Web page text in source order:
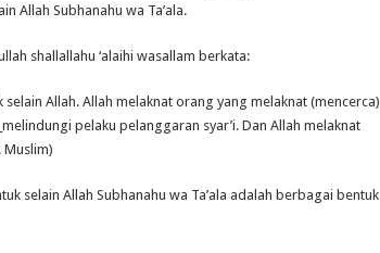
Allah Subhanahu wa Ta’ala.
shallallahu ‘alaihi wasallam berkata:
Allah. Allah melaknat orang yang melaknat (mencerca)
pelaku pelanggaran syar’i. Dan Allah melaknat
Muslim)
selain Allah Subhanahu wa Ta’ala adalah berbagai bentuk